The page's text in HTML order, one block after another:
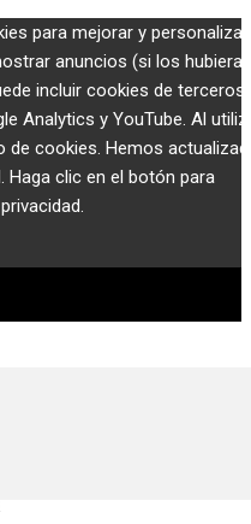
para mejorar y
anuncios (si los hubiera).
incluir cookies de terceros,
Analytics y YouTube. Al
de cookies. Hemos
Haga clic en el botón para